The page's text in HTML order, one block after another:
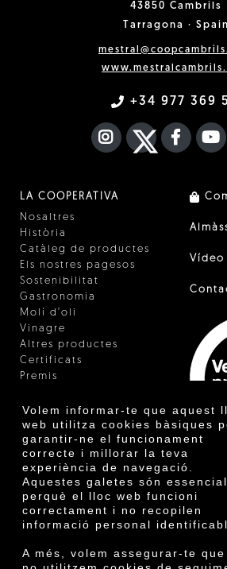
Volem informar-te que aquest
web utilitza cookies bàsiques
garantir-ne el funcionament
correcte i millorar la teva
experiència de navegació.
Aquestes galetes són
perquè el lloc web funcioni
correctament i no recopilen
informació personal
A més, volem assegurar-te que
43850 Cambrils
Tarragona · Spain
+34 977 369
INSTAGRAM
TWITTER
LA COOPERATIVA
Nosaltres
Història
Catàleg de productes
Els nostres pagesos
Sostenibilitat
Gastronomia
Molí d'oli
Vinagre
Altres productes
Certificats
Premis
Vídeo
"La
està